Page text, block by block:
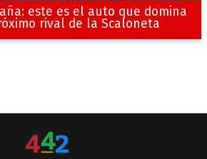
este es el auto que domina
rival de la Scaloneta